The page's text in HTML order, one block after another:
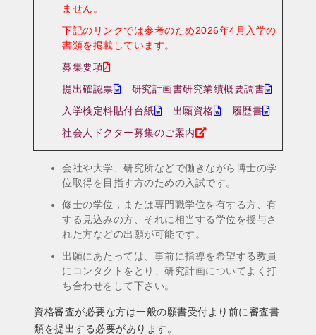
ません。
下記のリンクでは参考のため2026年4月入学の
書類を掲載しています。
募集要項
提出確認票
研究計画書研究業績概要調書
入学検定料貼付台紙
出願資格
履歴書
社会人ドクター募集のご案内
会社や大学、研究所などで働きながら博士の学
位取得を目指す方のための入試です。
修士の学位，または専門職学位を有する方、有
する見込みの方、それに相当する学位を授与さ
れた方などの出願が可能です。
出願にあたっては、事前に指導を希望する教員
にコンタクトをとり、研究計画についてよく打
ち合わせをして下さい。
資格審査が必要な方は一般の願書受付より前に審査書
類を提出する必要があります。